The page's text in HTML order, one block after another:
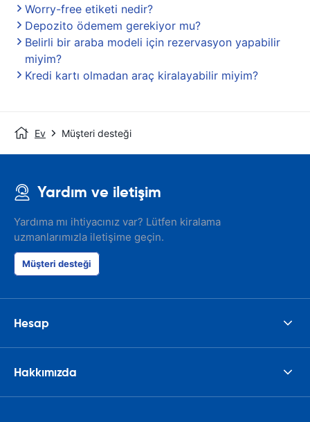
Worry-free etiketi nedir?
Depozito ödemem gerekiyor mu?
Belirli bir araba modeli için rezervasyon yapabilir
miyim?
Kredi kartı olmadan araç kiralayabilir miyim?
Ev Müşteri desteği
Yardım ve iletişim
Yardıma mı ihtiyacınız var? Lütfen kiralama
uzmanlarımızla iletişime geçin.
Müşteri desteği
Hesap
Hakkımızda